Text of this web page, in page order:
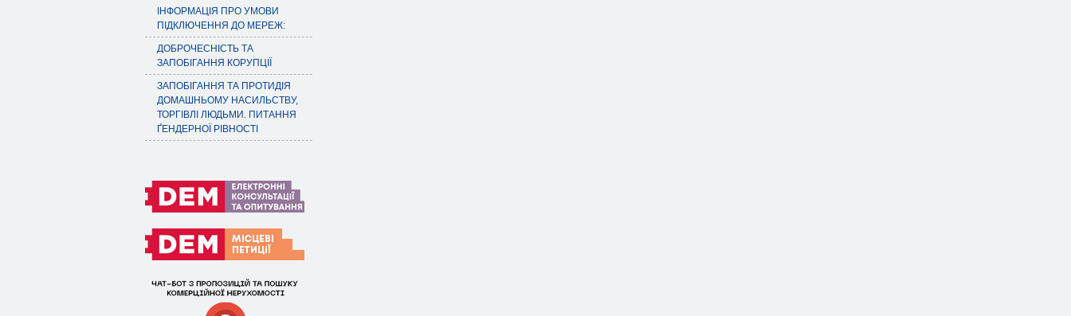
ІНФОРМАЦІЯ ПРО УМОВИ
ПІДКЛЮЧЕННЯ ДО МЕРЕЖ:
ДОБРОЧЕСНІСТЬ ТА
ЗАПОБІГАННЯ КОРУПЦІЇ
ЗАПОБІГАННЯ ТА ПРОТИДІЯ
ДОМАШНЬОМУ НАСИЛЬСТВУ,
ТОРГІВЛІ ЛЮДЬМИ. ПИТАННЯ
ҐЕНДЕРНОЇ РІВНОСТІ